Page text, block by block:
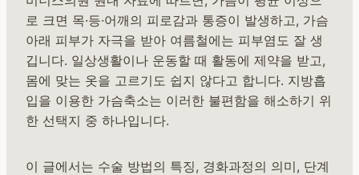
로 크면 목·등·어깨의 피로감과 통증이 발생하고, 가슴
아래 피부가 자극을 받아 여름철에는 피부염도 잘 생
깁니다. 일상생활이나 운동할 때 활동에 제약을 받고,
몸에 맞는 옷을 고르기도 쉽지 않다고 합니다. 지방흡
입을 이용한 가슴축소는 이러한 불편함을 해소하기 위
한 선택지 중 하나입니다.
이 글에서는 수술 방법의 특징, 경화과정의 의미, 단계